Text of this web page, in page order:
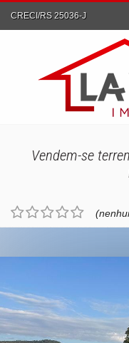
CRECI/RS 25036-J
Vendem-se